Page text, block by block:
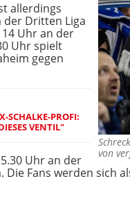
von
allerdings
Dritten Liga
14 Uhr an der
Uhr spielt
gegen
SCHALKE-PROFI:
VENTIL"
Uhr an der
Fans werden sich